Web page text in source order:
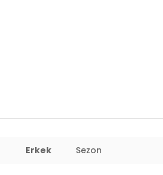
Erkek Sezon